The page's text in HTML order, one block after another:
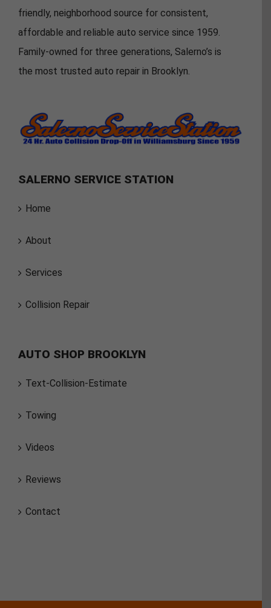
friendly, neighborhood source for consistent,
affordable and reliable auto service since 1959.
Family-owned for three generations, Salerno’s is
the most trusted auto repair in Brooklyn.
SALERNO SERVICE STATION
Home
About
Services
Collision Repair
AUTO SHOP BROOKLYN
Text-Collision-Estimate
Towing
Videos
Reviews
Contact